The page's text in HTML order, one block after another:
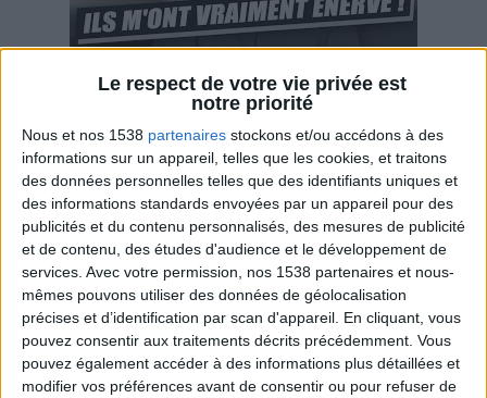
Le respect de votre vie privée est
notre priorité
Nous et nos 1538 partenaires stockons et/ou accédons à des
informations sur un appareil, telles que les cookies, et traitons
des données personnelles telles que des identifiants uniques et
des informations standards envoyées par un appareil pour des
publicités et du contenu personnalisés, des mesures de publicité
et de contenu, des études d'audience et le développement de
services. Avec votre permission, nos 1538 partenaires et nous-
mêmes pouvons utiliser des données de géolocalisation
précises et d’identification par scan d'appareil. En cliquant, vous
pouvez consentir aux traitements décrits précédemment. Vous
pouvez également accéder à des informations plus détaillées et
modifier vos préférences avant de consentir ou pour refuser de
Ces marques diététiques : c'est n'importe quoi !
Webinaires en direct Voir tout